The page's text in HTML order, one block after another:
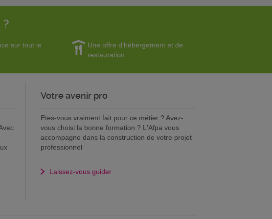
sur tout le
Une offre d'hébergement et de
restauration
Votre avenir pro
Etes-vous vraiment fait pour ce métier ? Avez-
vous choisi la bonne formation ? L'Afpa vous
accompagne dans la construction de votre projet
professionnel
Laissez-vous guider